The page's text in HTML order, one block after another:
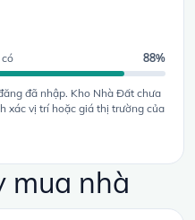
88%
đã nhập. Kho Nhà Đất chưa
xác vị trí hoặc giá thị trường của
mua nhà